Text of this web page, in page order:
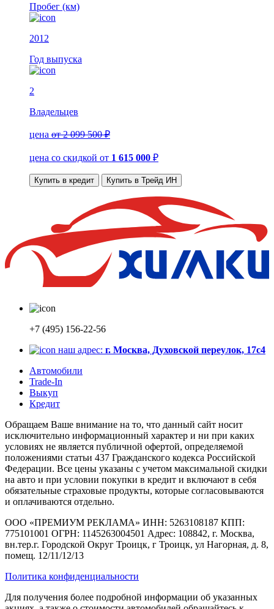
Пробег (км)
2012
Год выпуска
2
Владельцев
цена от 2 099 500 ₽
цена со скидкой от 1 615 000 ₽
Купить в кредит Купить в Трейд ИН
+7 (495) 156-22-56
наш адрес: г. Москва, Духовской переулок, 17с4
Автомобили
Trade-In
Выкуп
Кредит
Обращаем Ваше внимание на то, что данный сайт носит
исключительно информационный характер и ни при каких
условиях не является публичной офертой, определяемой
положениями статьи 437 Гражданского кодекса Российской
Федерации. Все цены указаны с учетом максимальной скидки
на авто и при условии покупки в кредит и включают в себя
обязательные страховые продукты, которые согласовываются
и оплачиваются отдельно.
ООО «ПРЕМИУМ РЕКЛАМА» ИНН: 5263108187 КПП:
775101001 ОГРН: 1145263004501 Адрес: 108842, г. Москва,
вн.тер.г. Городской Округ Троицк, г Троицк, ул Нагорная, д. 8,
помещ. 12/11/12/13
Политика конфиденциальности
Для получения более подробной информации об указанных